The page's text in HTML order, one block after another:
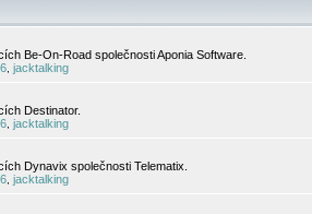
Be-On-Road společnosti Aponia Software.
jacktalking
Destinator.
jacktalking
Dynavix společnosti Telematix.
jacktalking